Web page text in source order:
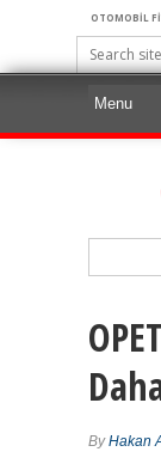
OTOMOBİL
ByHakan